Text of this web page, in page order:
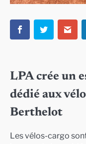
LPA crée un
dédié aux
Berthelot
Les vélos-cargo